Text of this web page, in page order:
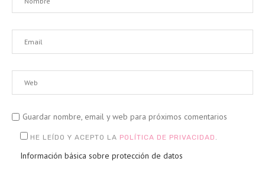
Guardar nombre, email y web para próximos comentarios
HE LEÍDO Y ACEPTO LA POLÍTICA DE PRIVACIDAD
Información básica sobre protección de datos